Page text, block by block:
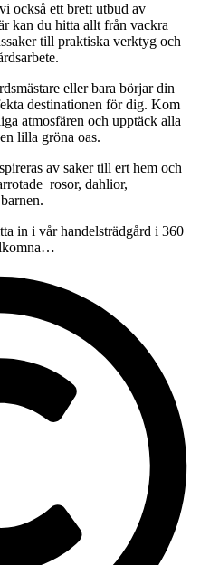
också ett brett utbud av
kan du hitta allt från vackra
till praktiska verktyg och
eller bara börjar din
destinationen för dig. Kom
atmosfären och upptäck alla
lilla gröna oas.
av saker till ert hem och
rosor, dahlior,
in i vår handelsträdgård i 360